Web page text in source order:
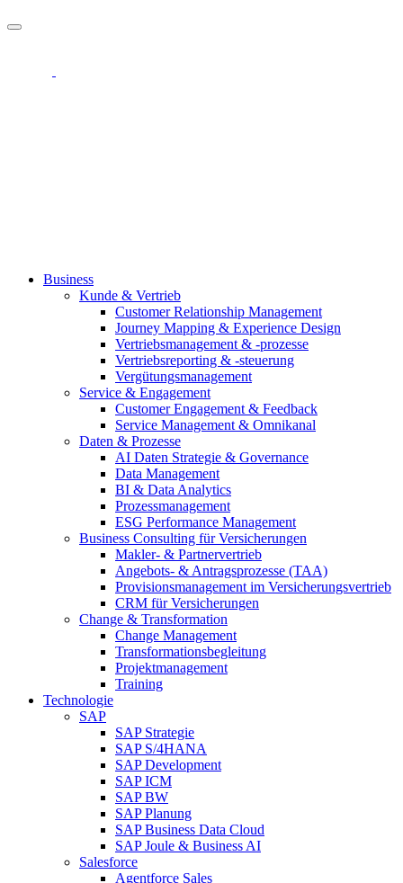
Business
Kunde & Vertrieb
Customer Relationship Management
Journey Mapping & Experience Design
Vertriebsmanagement & -prozesse
Vertriebsreporting & -steuerung
Vergütungsmanagement
Service & Engagement
Customer Engagement & Feedback
Service Management & Omnikanal
Daten & Prozesse
AI Daten Strategie & Governance
Data Management
BI & Data Analytics
Prozessmanagement
ESG Performance Management
Business Consulting für Versicherungen
Makler- & Partnervertrieb
Angebots- & Antragsprozesse (TAA)
Provisionsmanagement im Versicherungsvertrieb
CRM für Versicherungen
Change & Transformation
Change Management
Transformationsbegleitung
Projektmanagement
Training
Technologie
SAP
SAP Strategie
SAP S/4HANA
SAP Development
SAP ICM
SAP BW
SAP Planung
SAP Business Data Cloud
SAP Joule & Business AI
Salesforce
Agentforce Sales